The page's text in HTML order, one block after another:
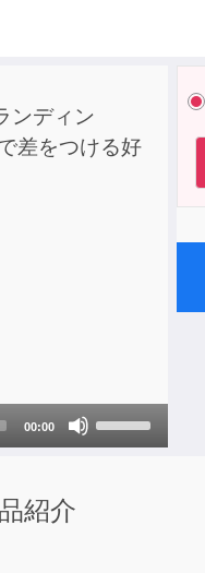
ンディン
差をつける好
00:00
紹介